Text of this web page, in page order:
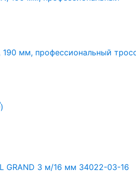
190 мм, профессиональный